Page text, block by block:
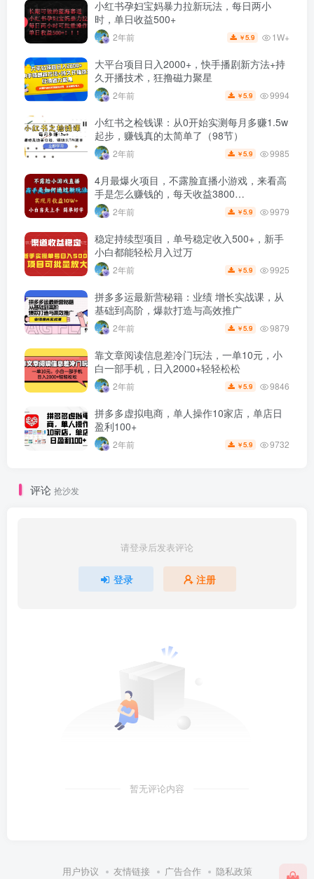
小红书孕妇宝妈暴力拉新玩法，每日两小
时，单日收益500+
2年前 ￥5.9 1W+
大平台项目日入2000+，快手播剧新方法+持
久开播技术，狂撸磁力聚星
2年前 ￥5.9 9994
小红书之检钱课：从0开始实测每月多赚1.5w
起步，赚钱真的太简单了（98节）
2年前 ￥5.9 9985
4月最爆火项目，不露脸直播小游戏，来看高
手是怎么赚钱的，每天收益3800…
2年前 ￥5.9 9979
稳定持续型项目，单号稳定收入500+，新手
小白都能轻松月入过万
2年前 ￥5.9 9925
拼多多运最新营秘籍：业绩 增长实战课，从
基础到高阶，爆款打造与高效推广
2年前 ￥5.9 9879
靠文章阅读信息差冷门玩法，一单10元，小
白一部手机，日入2000+轻轻松松
2年前 ￥5.9 9846
拼多多虚拟电商，单人操作10家店，单店日
盈利100+
2年前 ￥5.9 9732
评论 抢沙发
请登录后发表评论
登录 注册
暂无评论内容
用户协议 友情链接 广告合作 隐私政策